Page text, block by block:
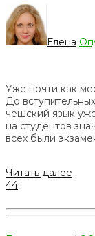
Елена
Уже почти как
До
чешский язык
на студентов
всех были
Читать далее
44